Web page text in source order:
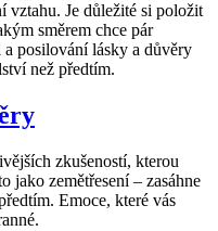
vztahu. Je důležité si položit
směrem chce pár
posilování lásky a důvěry
než předtím.
zkušeností, kterou
jako zemětřesení – zasáhne
Emoce, které vás